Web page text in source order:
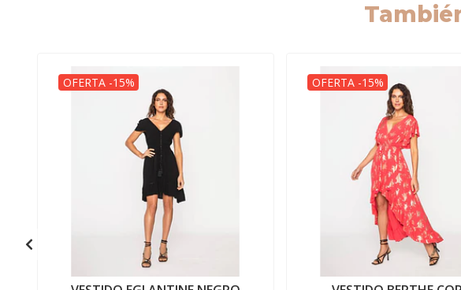
OFERTA -15% OFERTA -15%